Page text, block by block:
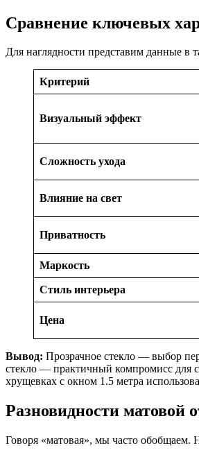
Сравнение ключевых
Для наглядности представим данные в
Критерий
Визуальный эффект
Сложность ухода
Влияние на свет
Приватность
Маркость
Стиль интерьера
Цена
Вывод: Прозрачное стекло — выбор
стекло — практичный компромисс для
хрущевках с окном 1.5 метра
Разновидности матовой
Говоря «матовая», мы часто обобщаем.